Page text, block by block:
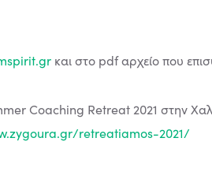
και στο pdf αρχείο που
Coaching Retreat 2021 στην
retreatiamos-2021/